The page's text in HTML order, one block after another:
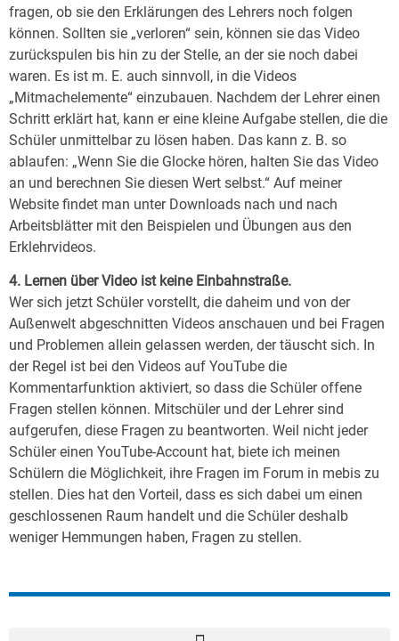
fragen, ob sie den Erklärungen des Lehrers noch folgen
können. Sollten sie „verloren“ sein, können sie das Video
zurückspulen bis hin zu der Stelle, an der sie noch dabei
waren. Es ist m. E. auch sinnvoll, in die Videos
„Mitmachelemente“ einzubauen. Nachdem der Lehrer einen
Schritt erklärt hat, kann er eine kleine Aufgabe stellen, die die
Schüler unmittelbar zu lösen haben. Das kann z. B. so
ablaufen: „Wenn Sie die Glocke hören, halten Sie das Video
an und berechnen Sie diesen Wert selbst.“ Auf meiner
Website findet man unter Downloads nach und nach
Arbeitsblätter mit den Beispielen und Übungen aus den
Erklehrvideos.
4. Lernen über Video ist keine Einbahnstraße.
Wer sich jetzt Schüler vorstellt, die daheim und von der
Außenwelt abgeschnitten Videos anschauen und bei Fragen
und Problemen allein gelassen werden, der täuscht sich. In
der Regel ist bei den Videos auf YouTube die
Kommentarfunktion aktiviert, so dass die Schüler offene
Fragen stellen können. Mitschüler und der Lehrer sind
aufgerufen, diese Fragen zu beantworten. Weil nicht jeder
Schüler einen YouTube-Account hat, biete ich meinen
Schülern die Möglichkeit, ihre Fragen im Forum in mebis zu
stellen. Dies hat den Vorteil, dass es sich dabei um einen
geschlossenen Raum handelt und die Schüler deshalb
weniger Hemmungen haben, Fragen zu stellen.